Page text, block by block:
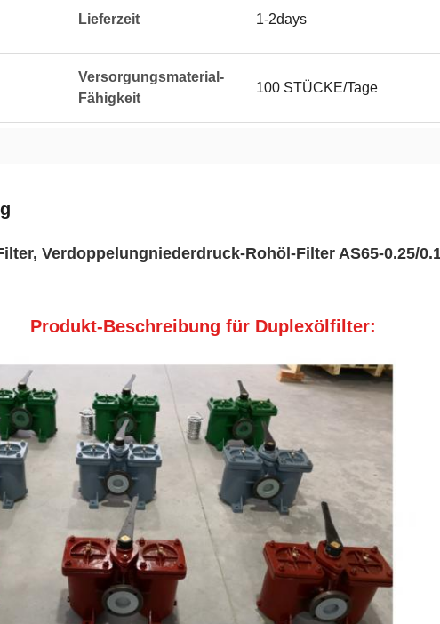
Lieferzeit 1-2days
Versorgungsmaterial-
Fähigkeit
100 STÜCKE/Tage
Verdoppelungniederdruck-Rohöl-Filter AS65-0.25/
Produkt-Beschreibung für Duplexölfilter: